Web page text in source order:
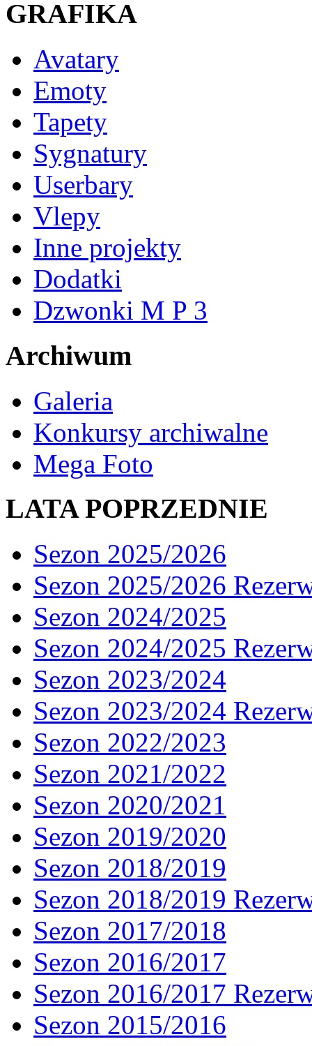
GRAFIKA
Avatary
Emoty
Tapety
Sygnatury
Userbary
Vlepy
Inne projekty
Dodatki
Dzwonki M P 3
Archiwum
Galeria
Konkursy archiwalne
Mega Foto
LATA POPRZEDNIE
Sezon 2025/2026
Sezon 2025/2026
Sezon 2024/2025
Sezon 2024/2025
Sezon 2023/2024
Sezon 2023/2024
Sezon 2022/2023
Sezon 2021/2022
Sezon 2020/2021
Sezon 2019/2020
Sezon 2018/2019
Sezon 2018/2019
Sezon 2017/2018
Sezon 2016/2017
Sezon 2016/2017
Sezon 2015/2016